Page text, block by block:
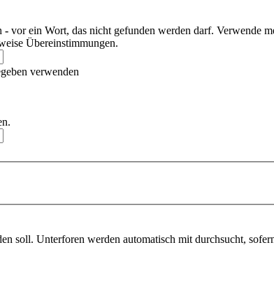
- vor ein Wort, das nicht gefunden werden darf. Verwende
Übereinstimmungen.
verwenden
soll. Unterforen werden automatisch mit durchsucht,